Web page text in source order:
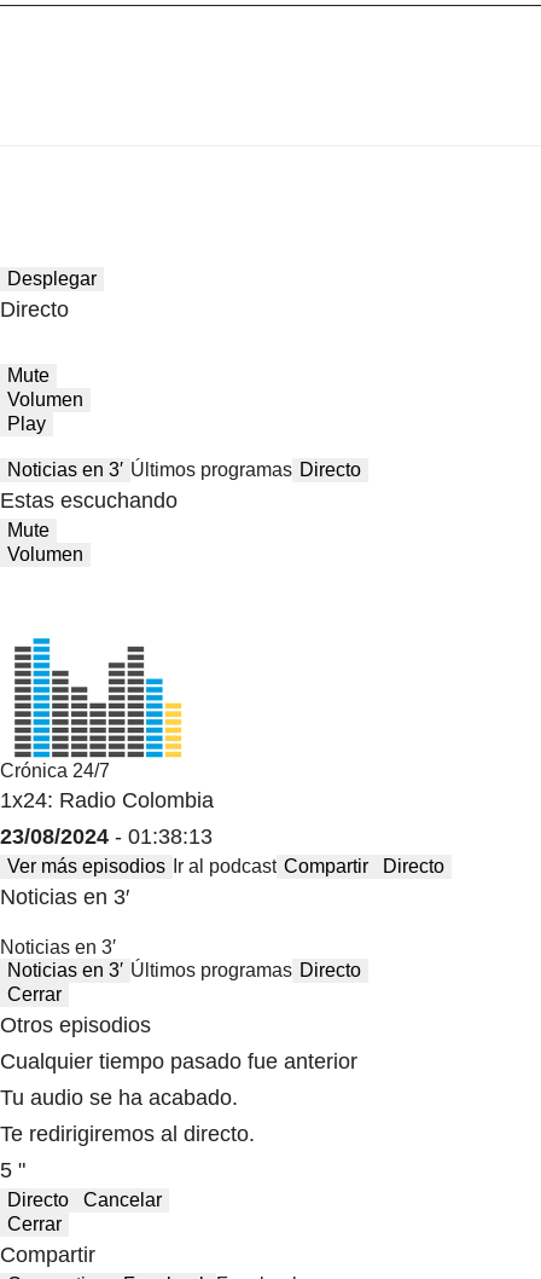
Desplegar
Directo
Mute
Volumen
Play
Noticias en 3′ Últimos programas Directo
Estas escuchando
Mute
Volumen
Crónica 24/7
1x24: Radio Colombia
23/08/2024 - 01:38:13
Ver más episodios Ir al podcast Compartir Directo
Noticias en 3′
Noticias en 3′
Noticias en 3′ Últimos programas Directo
Cerrar
Otros episodios
Cualquier tiempo pasado fue anterior
Tu audio se ha acabado.
Te redirigiremos al directo.
5 "
Directo
Cancelar
Cerrar
Compartir